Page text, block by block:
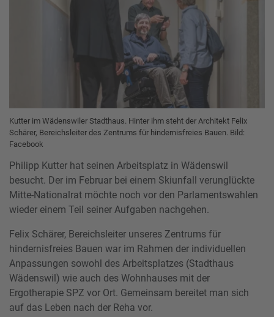
Kutter im Wädenswiler Stadthaus. Hinter ihm steht der Architekt Felix
Schärer, Bereichsleiter des Zentrums für hindernisfreies Bauen. Bild:
Facebook
Philipp Kutter hat seinen Arbeitsplatz in Wädenswil
besucht. Der im Februar bei einem Skiunfall verunglückte
Mitte-Nationalrat möchte noch vor den Parlamentswahlen
wieder einem Teil seiner Aufgaben nachgehen.
Felix Schärer, Bereichsleiter unseres Zentrums für
hindernisfreies Bauen war im Rahmen der individuellen
Anpassungen sowohl des Arbeitsplatzes (Stadthaus
Wädenswil) wie auch des Wohnhauses mit der
Ergotherapie SPZ vor Ort. Gemeinsam bereitet man sich
auf das Leben nach der Reha vor.